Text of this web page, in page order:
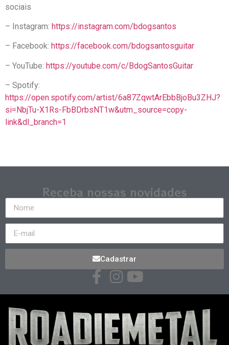
sociais
– Instagram: https://instagram.com/bdogsantos
– Facebook: https://facebook.com/bdogsantosguitar
– YouTube: https://youtube.com/c/BdogSantosGuitar
– Spotify:
https://open.spotify.com/artist/6a87ZqwtArEbbBjoBu3ZHJ?
si=NbjTu-X1Rs-FbBDrbsNT1w&utm_source=copy-
link&dl_branch=1
Receba nossas novidades
Cadastrar